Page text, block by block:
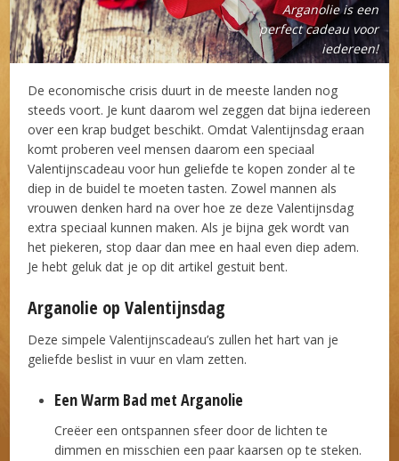
Arganolie is een
perfect cadeau voor
iedereen!
De economische crisis duurt in de meeste landen nog
steeds voort. Je kunt daarom wel zeggen dat bijna iedereen
over een krap budget beschikt. Omdat Valentijnsdag eraan
komt proberen veel mensen daarom een speciaal
Valentijnscadeau voor hun geliefde te kopen zonder al te
diep in de buidel te moeten tasten. Zowel mannen als
vrouwen denken hard na over hoe ze deze Valentijnsdag
extra speciaal kunnen maken. Als je bijna gek wordt van
het piekeren, stop daar dan mee en haal even diep adem.
Je hebt geluk dat je op dit artikel gestuit bent.
Arganolie op Valentijnsdag
Deze simpele Valentijnscadeau’s zullen het hart van je
geliefde beslist in vuur en vlam zetten.
Een Warm Bad met Arganolie
Creëer een ontspannen sfeer door de lichten te
dimmen en misschien een paar kaarsen op te steken.